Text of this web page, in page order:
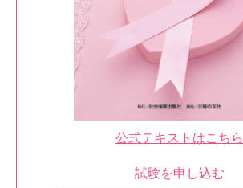
公式テキストはこちら
試験を申し込む